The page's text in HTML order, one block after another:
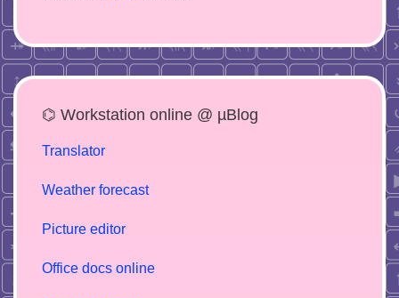
⌬ Workstation online @ µBlog
Translator
Weather forecast
Picture editor
Office docs online